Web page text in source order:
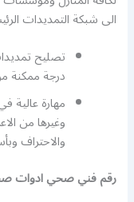
الى شبكة التمديدات
تصليح
درجة ممكنة
مهارة عالية
وغيرها من
والاحتراف
رقم فني صحي ادوات